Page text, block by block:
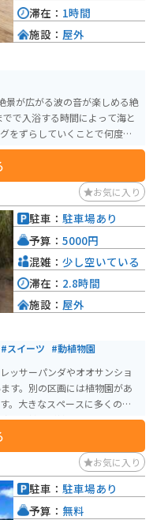
景が広がる波の音が楽しめる絶
で入浴する時間によって海と
をずらしていくことで何度も
滞在： 1時間
施設： 屋外
お気に入り
#スイーツ #動植物園
ッサーパンダやオオサンショ
す。別の区画には植物園があ
。大きなスペースに多くのハス
しい植物が植えられていまし
ていてどれも美味しいです。
デザインで欲しくなります。
場所です。
駐車： 駐車場あり
予算： 5000円
混雑： 少し空いている
滞在： 2.8時間
施設： 屋外
お気に入り
駐車： 駐車場あり
予算： 無料